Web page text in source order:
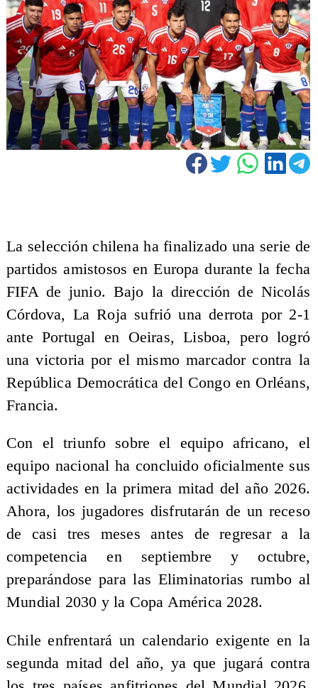
La selección chilena ha finalizado una serie de
partidos amistosos en Europa durante la fecha
FIFA de junio. Bajo la dirección de Nicolás
Córdova, La Roja sufrió una derrota por 2-1
ante Portugal en Oeiras, Lisboa, pero logró
una victoria por el mismo marcador contra la
República Democrática del Congo en Orléans,
Francia.
Con el triunfo sobre el equipo africano, el
equipo nacional ha concluido oficialmente sus
actividades en la primera mitad del año 2026.
Ahora, los jugadores disfrutarán de un receso
de casi tres meses antes de regresar a la
competencia en septiembre y octubre,
preparándose para las Eliminatorias rumbo al
Mundial 2030 y la Copa América 2028.
Chile enfrentará un calendario exigente en la
segunda mitad del año, ya que jugará contra